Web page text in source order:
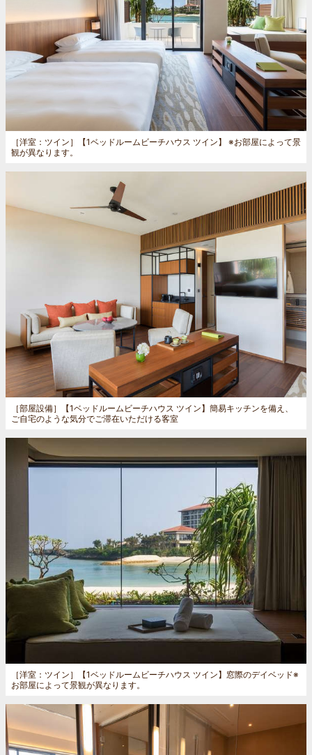
［洋室：ツイン］
【1ベッドルームビーチハウス ツイン】 ※お部屋によって景
観が異なります。
［部屋設備］
【1ベッドルームビーチハウス ツイン】簡易キッチンを備え、
ご自宅のような気分でご滞在いただける客室
［洋室：ツイン］
【1ベッドルームビーチハウス ツイン】窓際のデイベッド※
お部屋によって景観が異なります。